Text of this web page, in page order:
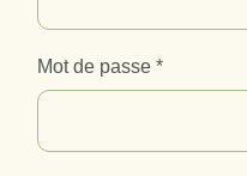
Mot de passe*Obligatoire